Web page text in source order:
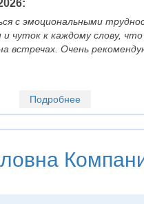
с эмоциональными
чуток к каждому слову,
встречах. Очень
Подробнее